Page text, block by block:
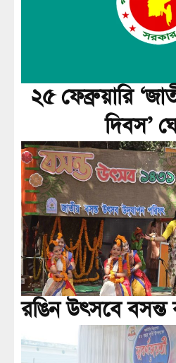
২৫ ফেব্রুয়ারি
দিবস’
রঙিন উৎসবে বসন্ত